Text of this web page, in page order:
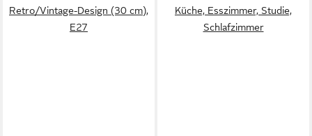
Retro/Vintage-Design (30 cm),
E27
Küche, Esszimmer, Studie,
Schlafzimmer